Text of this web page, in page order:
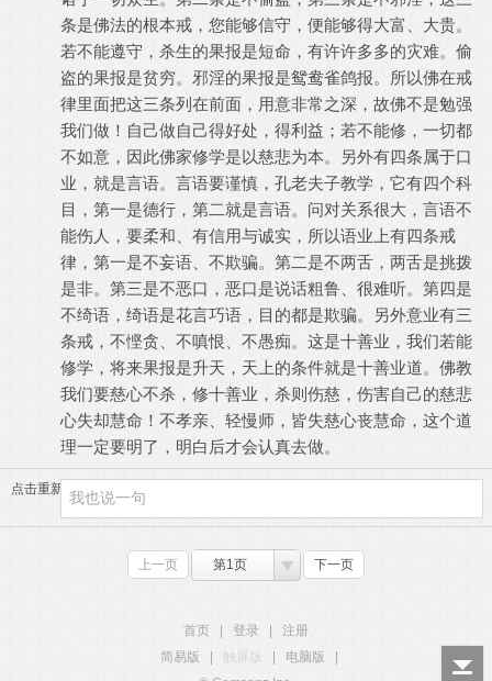
条是佛法的根本戒，您能够信守，便能够得大富、大贵。
若不能遵守，杀生的果报是短命，有许许多多的灾难。偷
盗的果报是贫穷。邪淫的果报是鸳鸯雀鸽报。所以佛在戒
律里面把这三条列在前面，用意非常之深，故佛不是勉强
我们做！自己做自己得好处，得利益；若不能修，一切都
不如意，因此佛家修学是以慈悲为本。另外有四条属于口
业，就是言语。言语要谨慎，孔老夫子教学，它有四个科
目，第一是德行，第二就是言语。问对关系很大，言语不
能伤人，要柔和、有信用与诚实，所以语业上有四条戒
律，第一是不妄语、不欺骗。第二是不两舌，两舌是挑拨
是非。第三是不恶口，恶口是说话粗鲁、很难听。第四是
不绮语，绮语是花言巧语，目的都是欺骗。另外意业有三
条戒，不悭贪、不嗔恨、不愚痴。这是十善业，我们若能
修学，将来果报是升天，天上的条件就是十善业道。佛教
我们要慈心不杀，修十善业，杀则伤慈，伤害自己的慈悲
心失却慧命！不孝亲、轻慢师，皆失慈心丧慧命，这个道
理一定要明了，明白后才会认真去做。
点击重新加载
上一页 第1页 下一页
首页 登录
注册
简易版
触屏版 电脑版